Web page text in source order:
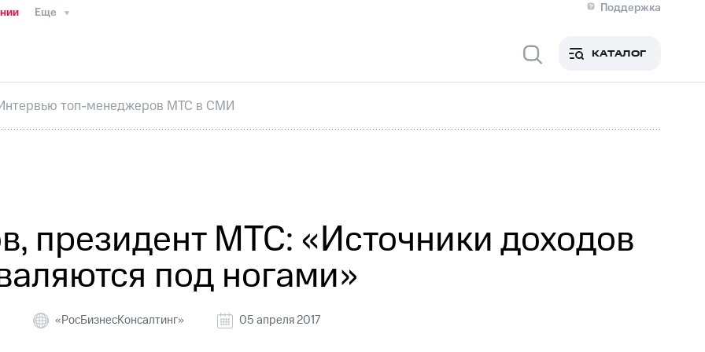
Еще
Поддержка
Медиа-центр
ИнтервьюФинансовая отчетностьКонтактыНовости в регионе
секретарьРаскрытие информации
кабинет акционераАкционерный капиталКонтроль и аудитРынок акций
КАТАЛОГ
топ-менеджеров МТС в СМИ
президент МТС: «Источники доходов
под ногами»
«РосБизнесКонсалтинг» 05 апреля 2017